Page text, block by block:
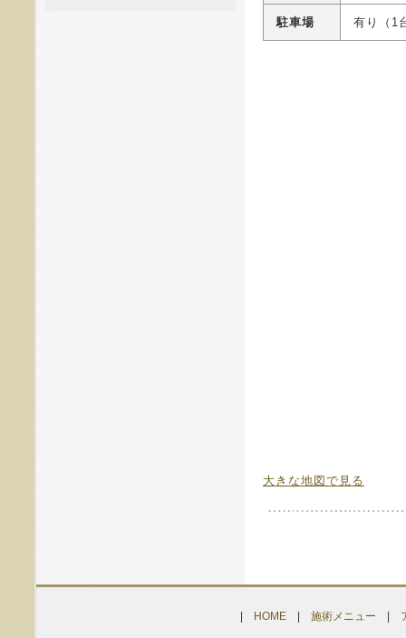
駐車場 有り（1
大きな地図で見る
HOME 施術メニュー